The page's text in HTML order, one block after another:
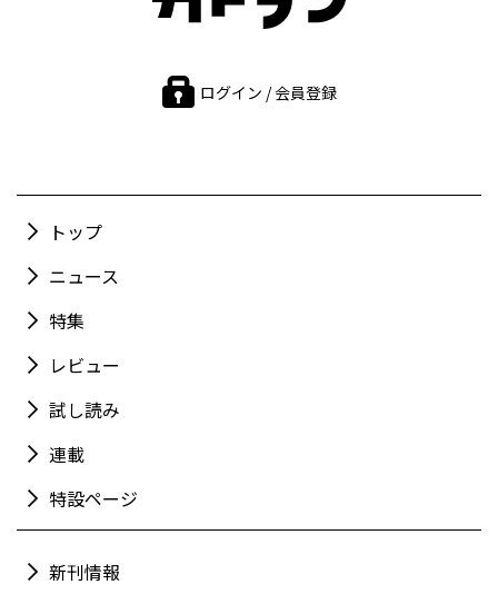
ログイン / 会員登録
トップ
ニュース
特集
レビュー
試し読み
連載
特設ページ
新刊情報